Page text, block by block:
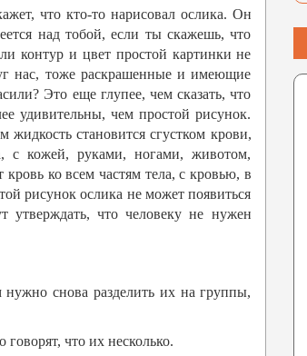
что кто-то нарисовал ослика. Он
над тобой, если ты скажешь, что
контур и цвет простой картинки не
нас, тоже раскрашенные и имеющие
Это еще глупее, чем сказать, что
удивительны, чем простой рисунок.
становится сгустком крови,
с кожей, руками, ногами, животом,
ко всем частям тела, с кровью, в
рисунок ослика не может появиться
утверждать, что человеку не нужен
снова разделить их на группы,
говорят, что их несколько.